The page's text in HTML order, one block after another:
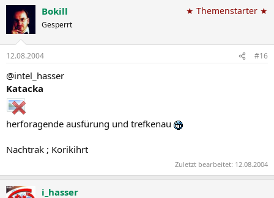
Bokill
Gesperrt
★ Themenstarter ★
12.08.2004 #16
@intel_hasser
Katacka
herforagende ausfürung und trefkenau
Nachtrak ; Korikihrt
Zuletzt bearbeitet: 12.08.2004
i_hasser